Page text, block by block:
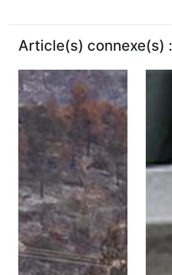
Article(s) connexe(s) :